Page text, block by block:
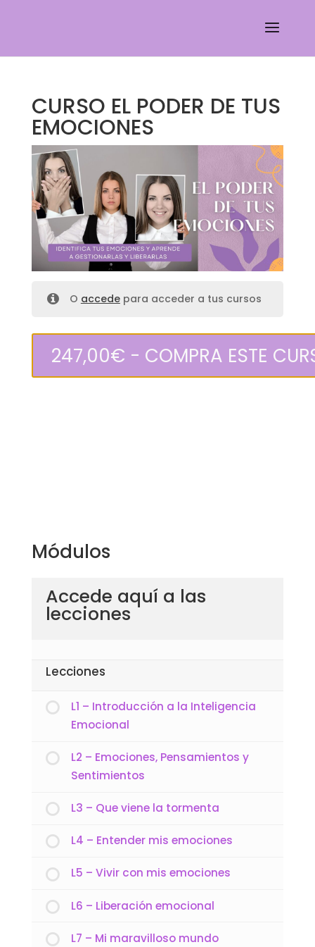
CURSO EL PODER DE TUS
EMOCIONES
O accedepara acceder a tus cursos
247,00€ - COMPRA ESTE
Módulos
Accede aquí a las
lecciones
Lecciones
L1 – Introducción a la Inteligencia
Emocional
L2 – Emociones, Pensamientos y
Sentimientos
L3 – Que viene la tormenta
L4 – Entender mis emociones
L5 – Vivir con mis emociones
L6 – Liberación emocional
L7 – Mi maravilloso mundo